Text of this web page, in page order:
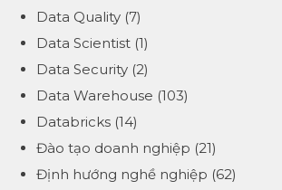
Data Quality (7)
Data Scientist (1)
Data Security (2)
Data Warehouse (103)
Databricks (14)
Đào tạo doanh nghiệp (21)
Định hướng nghề nghiệp (62)